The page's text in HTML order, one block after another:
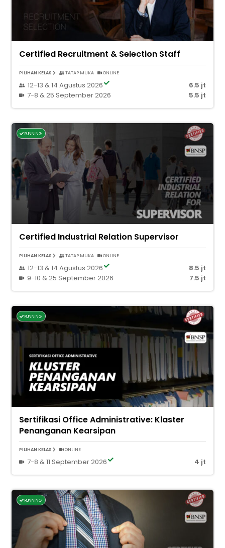
Certified Recruitment & Selection Staff
PILIHAN KELAS TATAP MUKA ONLINE
12-13 & 14 Agustus 2026
6.5 jt
7-8 & 25 September 2026
5.5 jt
RUNNING
Certified Industrial Relation Supervisor
PILIHAN KELAS TATAP MUKA ONLINE
12-13 & 14 Agustus 2026
8.5 jt
9-10 & 25 September 2026
7.5 jt
RUNNING
Sertifikasi Office Administrative: Klaster
Penanganan Kearsipan
PILIHAN KELAS ONLINE
7-8 & 11 September 2026 4 jt
RUNNING